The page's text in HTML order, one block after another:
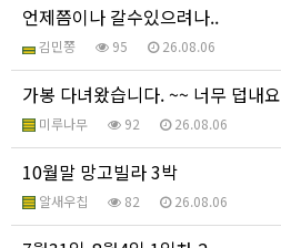
언제쯤이나 갈수있으려나..
김민쫑 95 26.08.06
가봉 다녀왔습니다. ~~ 너무 덥내요
미루나무 92 26.08.06
10월말 망고빌라 3박
알새우칩 82 26.08.06